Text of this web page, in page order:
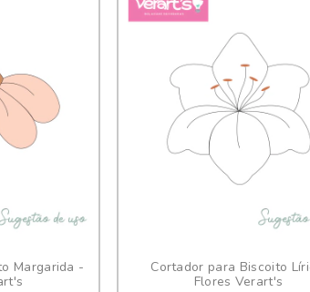
Margarida -
Cortador para Biscoito
Flores Verart's